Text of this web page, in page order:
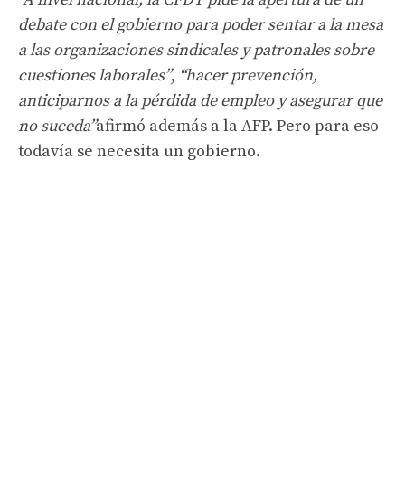
debate con el gobierno para poder sentar a la mesa
a las organizaciones sindicales y patronales sobre
cuestiones laborales”, “hacer prevención,
anticiparnos a la pérdida de empleo y asegurar que
no suceda”afirmó además a la AFP. Pero para eso
todavía se necesita un gobierno.